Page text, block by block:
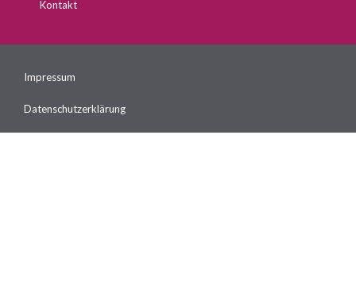
Kontakt
Impressum
Datenschutzerklärung